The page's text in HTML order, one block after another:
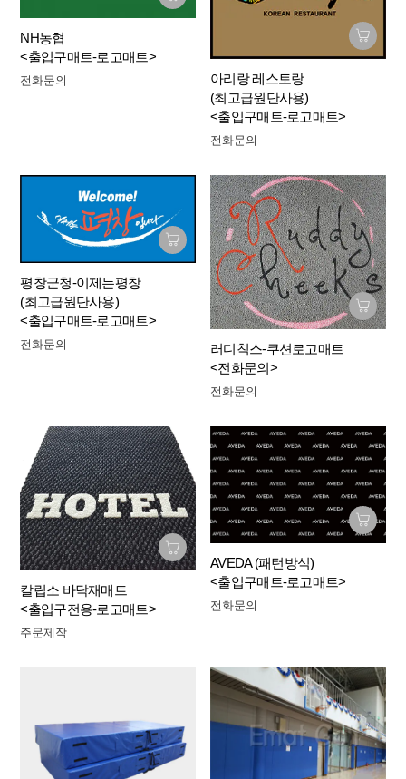
NH농협
<출입구매트-로고매트>
전화문의
아리랑 레스토랑
(최고급원단사용)
<출입구매트-로고매트>
전화문의
평창군청-이제는평창
(최고급원단사용)
<출입구매트-로고매트>
전화문의
러디칙스-쿠션로고매트
<전화문의>
전화문의
칼립소 바닥재매트
<출입구전용-로고매트>
주문제작
AVEDA (패턴방식)
<출입구매트-로고매트>
전화문의